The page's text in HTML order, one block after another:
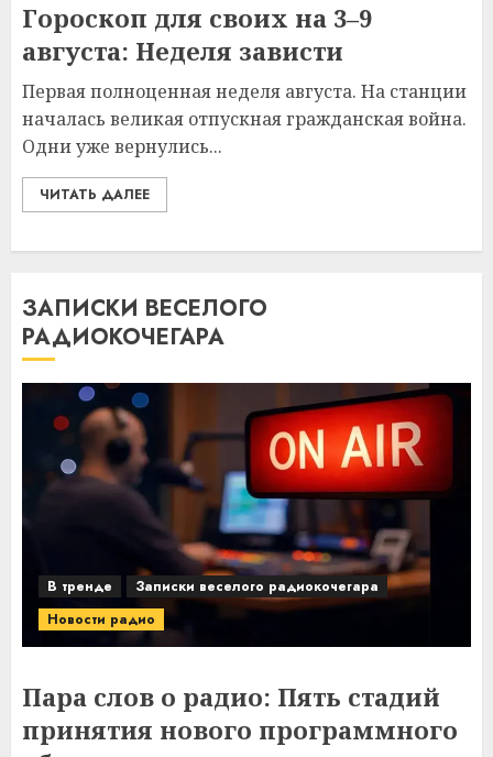
Гороскоп для своих на 3–9
августа: Неделя зависти
Первая полноценная неделя августа. На станции
началась великая отпускная гражданская война.
Одни уже вернулись...
ЧИТАТЬ ДАЛЕЕ
ЗАПИСКИ ВЕСЕЛОГО
РАДИОКОЧЕГАРА
В тренде
Записки веселого радиокочегара
Новости радио
Пара слов о радио: Пять стадий
принятия нового программного